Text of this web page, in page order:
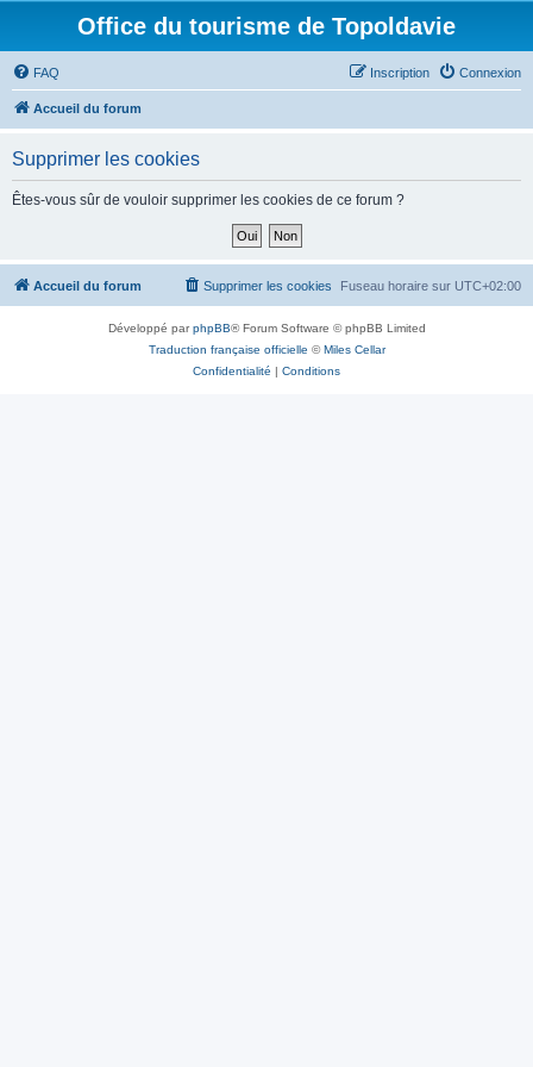
Office du tourisme de Topoldavie
FAQ Connexion
Inscription
Accueil du forum
Supprimer les cookies
Êtes-vous sûr de vouloir supprimer les cookies de ce forum ?
Accueil du forum Fuseau horaire sur UTC+02:00
Supprimer les cookies
Développé parphpBB® Forum Software © phpBB Limited
Traduction française officielle ©Miles Cellar
Confidentialité | Conditions